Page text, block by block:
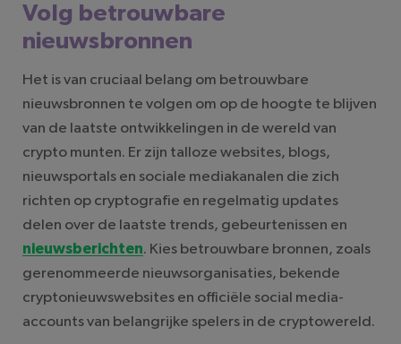
Volg betrouwbare
nieuwsbronnen
Het is van cruciaal belang om betrouwbare
nieuwsbronnen te volgen om op de hoogte te blijven
van de laatste ontwikkelingen in de wereld van
crypto munten. Er zijn talloze websites, blogs,
nieuwsportals en sociale mediakanalen die zich
richten op cryptografie en regelmatig updates
delen over de laatste trends, gebeurtenissen en
nieuwsberichten. Kies betrouwbare bronnen, zoals
gerenommeerde nieuwsorganisaties, bekende
cryptonieuwswebsites en officiële social media-
accounts van belangrijke spelers in de cryptowereld.